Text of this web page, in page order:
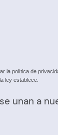
política de
ley establece.
unan a